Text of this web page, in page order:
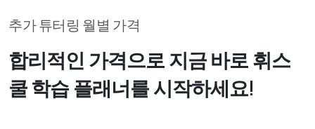
추가 튜터링 월별 가격
합리적인 가격으로 지금 바로 휘스
쿨 학습 플래너를 시작하세요!